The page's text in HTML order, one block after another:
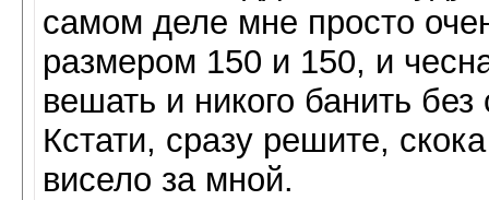
самом деле мне просто
размером 150 и 150, и
вешать и никого банить без
Кстати, сразу решите,
висело за мной.